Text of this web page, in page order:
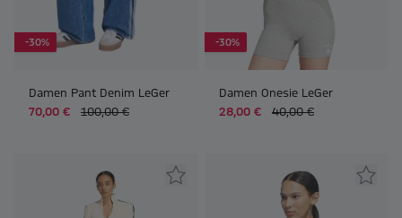
-30%
Damen Pant Denim LeGer
70,00 €
100,00 €
-30%
Damen Onesie LeGer
28,00 €
40,00 €